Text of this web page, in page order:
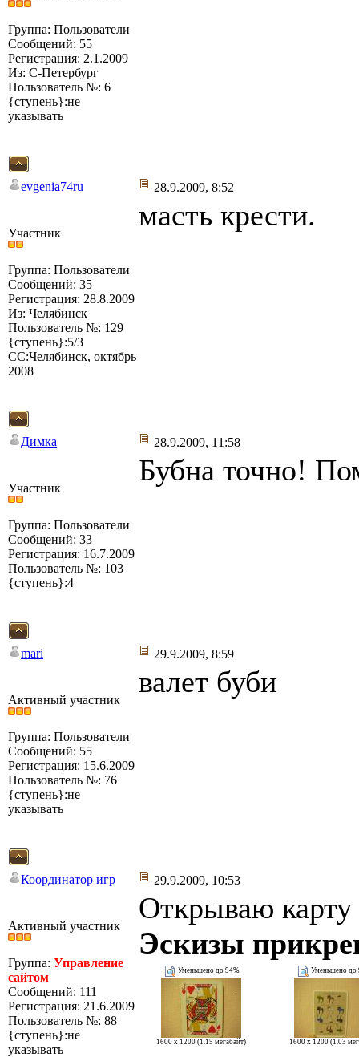
Группа: Пользователи
Сообщений: 55
Регистрация: 2.1.2009
Из: С-Петербург
Пользователь №: 6
{ступень}:не
указывать
evgenia74ru 28.9.2009, 8:52
Участник
Группа: Пользователи
Сообщений: 35
Регистрация: 28.8.2009
Из: Челябинск
Пользователь №: 129
{ступень}:5/3
СС:Челябинск, октябрь
2008
масть крести.
Димка 28.9.2009, 11:58
Участник
Группа: Пользователи
Сообщений: 33
Регистрация: 16.7.2009
Пользователь №: 103
{ступень}:4
Бубна точно!
mari 29.9.2009, 8:59
Активный участник
Группа: Пользователи
Сообщений: 55
Регистрация: 15.6.2009
Пользователь №: 76
{ступень}:не
указывать
валет буби
Координатор игр 29.9.2009, 10:53
Активный участник
Группа: Управление
сайтом
Сообщений: 111
Регистрация: 21.6.2009
Пользователь №: 88
{ступень}:не
указывать
Открываю
Эскизы
Уменьшено до 94%
1600 x 1200 (1.15 мегабайт)
Уменьшено до
1600 x 1200 (1.03